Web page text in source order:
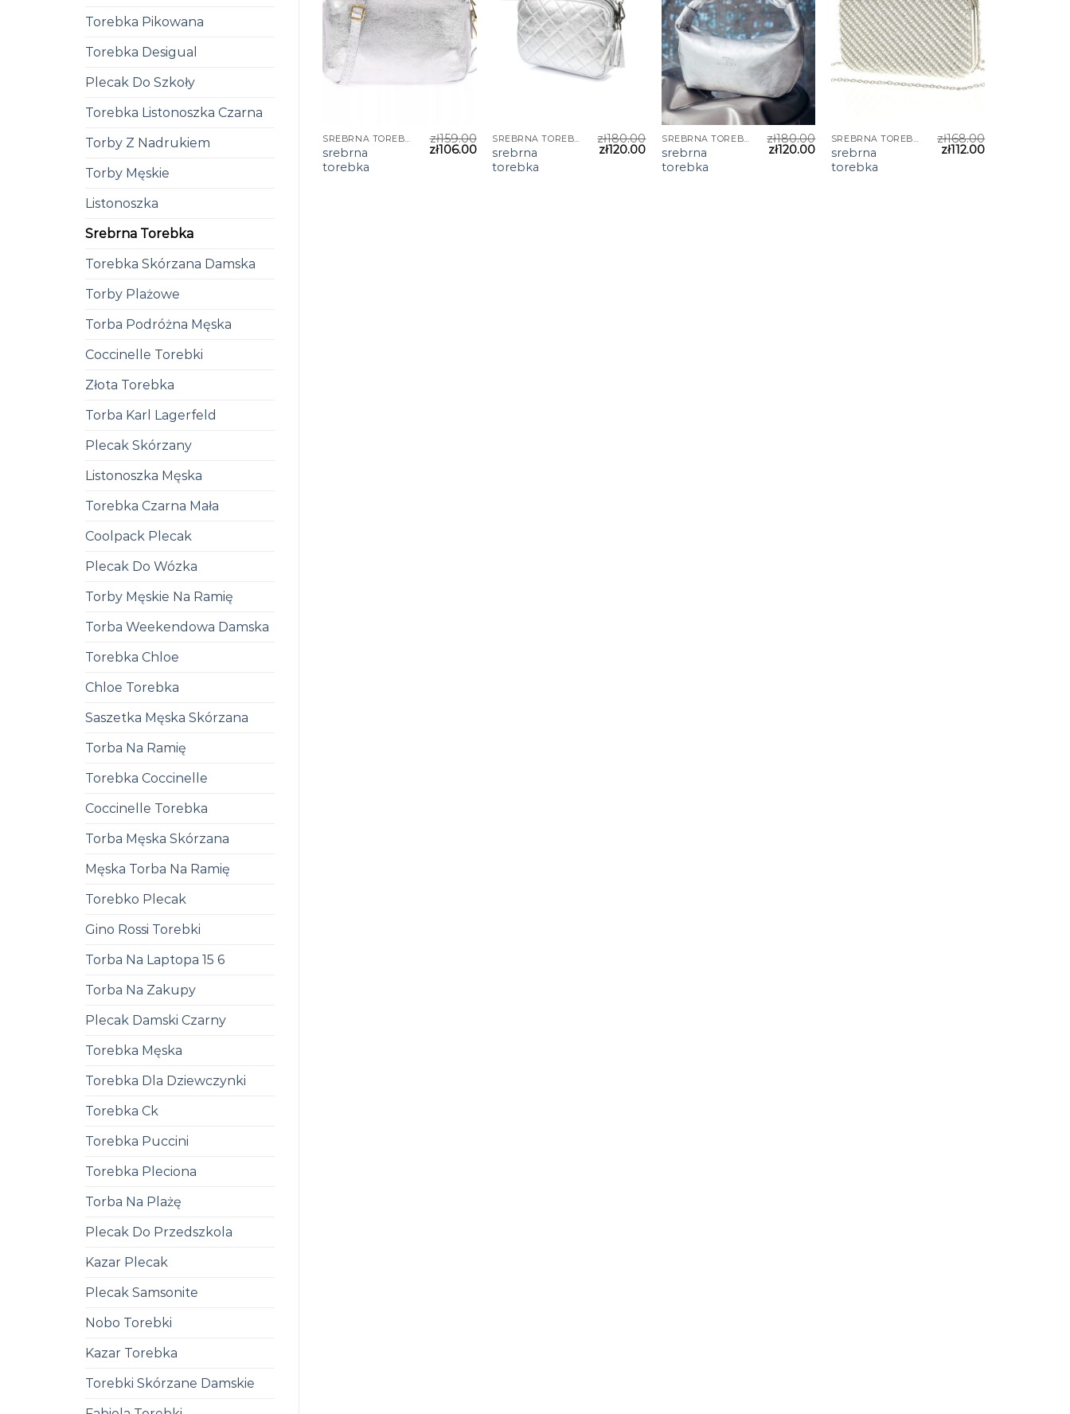
Torebka Pikowana
Torebka Desigual
Plecak Do Szkoły
Torebka Listonoszka Czarna
Torby Z Nadrukiem
Torby Męskie
Listonoszka
Srebrna Torebka
Torebka Skórzana Damska
Torby Plażowe
Torba Podróżna Męska
Coccinelle Torebki
Złota Torebka
Torba Karl Lagerfeld
Plecak Skórzany
Listonoszka Męska
Torebka Czarna Mała
Coolpack Plecak
Plecak Do Wózka
Torby Męskie Na Ramię
Torba Weekendowa Damska
Torebka Chloe
Chloe Torebka
Saszetka Męska Skórzana
Torba Na Ramię
Torebka Coccinelle
Coccinelle Torebka
Torba Męska Skórzana
Męska Torba Na Ramię
Torebko Plecak
Gino Rossi Torebki
Torba Na Laptopa 15 6
Torba Na Zakupy
Plecak Damski Czarny
Torebka Męska
Torebka Dla Dziewczynki
Torebka Ck
Torebka Puccini
Torebka Pleciona
Torba Na Plażę
Plecak Do Przedszkola
Kazar Plecak
Plecak Samsonite
Nobo Torebki
Kazar Torebka
Torebki Skórzane Damskie
srebrna
torebka
zł159.00
zł106.00
srebrna
torebka
zł180.00
zł120.00
srebrna
torebka
zł180.00
zł120.00
srebrna
torebka
zł168.00
zł112.00